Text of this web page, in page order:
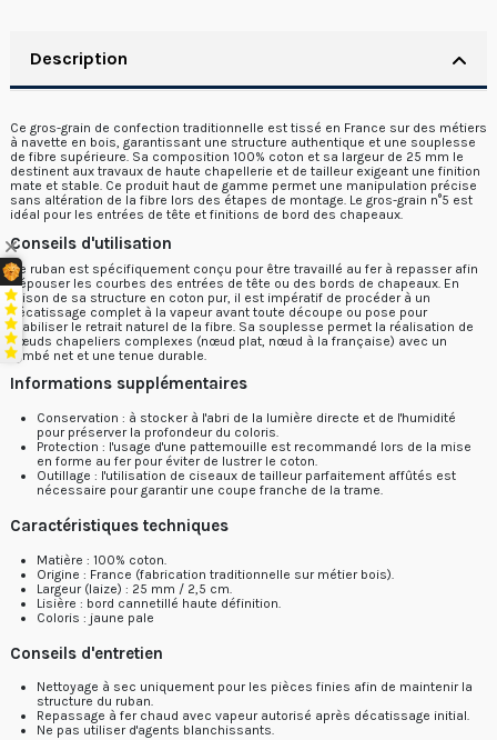
Description
Ce gros-grain de confection traditionnelle est tissé en France sur des métiers
à navette en bois, garantissant une structure authentique et une souplesse
de fibre supérieure. Sa composition 100% coton et sa largeur de 25 mm le
destinent aux travaux de haute chapellerie et de tailleur exigeant une finition
mate et stable. Ce produit haut de gamme permet une manipulation précise
sans altération de la fibre lors des étapes de montage. Le gros-grain n°5 est
idéal pour les entrées de tête et finitions de bord des chapeaux.
Conseils d'utilisation
Ce ruban est spécifiquement conçu pour être travaillé au fer à repasser afin
d'épouser les courbes des entrées de tête ou des bords de chapeaux. En
raison de sa structure en coton pur, il est impératif de procéder à un
décatissage complet à la vapeur avant toute découpe ou pose pour
stabiliser le retrait naturel de la fibre. Sa souplesse permet la réalisation de
nœuds chapeliers complexes (nœud plat, nœud à la française) avec un
tombé net et une tenue durable.
Informations supplémentaires
Conservation : à stocker à l'abri de la lumière directe et de l'humidité
pour préserver la profondeur du coloris.
Protection : l'usage d'une pattemouille est recommandé lors de la mise
en forme au fer pour éviter de lustrer le coton.
Outillage : l'utilisation de ciseaux de tailleur parfaitement affûtés est
nécessaire pour garantir une coupe franche de la trame.
Caractéristiques techniques
Matière : 100% coton.
Origine : France (fabrication traditionnelle sur métier bois).
Largeur (laize) : 25 mm / 2,5 cm.
Lisière : bord cannetillé haute définition.
Coloris : jaune pale
Conseils d'entretien
Nettoyage à sec uniquement pour les pièces finies afin de maintenir la
structure du ruban.
Repassage à fer chaud avec vapeur autorisé après décatissage initial.
Ne pas utiliser d'agents blanchissants.